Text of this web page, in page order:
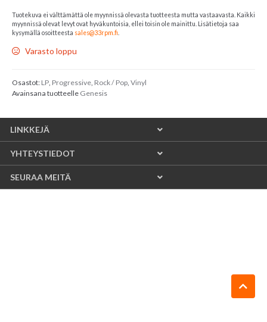
Tuotekuva ei välttämättä ole myynnissä olevasta tuotteesta mutta vastaavasta. Kaikki
myynnissä olevat levyt ovat hyväkuntoisia, ellei toisin ole mainittu. Lisätietoja saa
kysymällä osoitteesta sales@33rpm.fi
Varasto loppu
Osastot: LP, Progressive, Rock / Pop, Vinyl
Avainsana tuotteelle Genesis
LINKKEJÄ
YHTEYSTIEDOT
SEURAA MEITÄ